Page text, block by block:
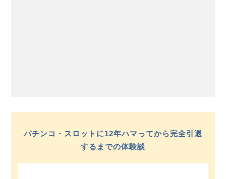
パチンコ・スロットに12年ハマってから完全引退
するまでの体験談